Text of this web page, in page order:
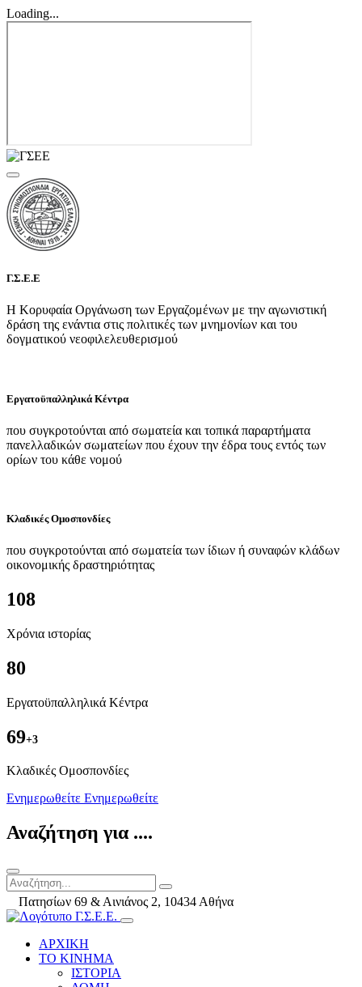
Loading...
Γ.Σ.Ε.Ε
Η Κορυφαία Οργάνωση των Εργαζομένων με την αγωνιστική
δράση της ενάντια στις πολιτικές των μνημονίων και του
δογματικού νεοφιλελευθερισμού
Εργατοϋπαλληλικά Κέντρα
που συγκροτούνται από σωματεία και τοπικά παραρτήματα
πανελλαδικών σωματείων που έχουν την έδρα τους εντός των
ορίων του κάθε νομού
Κλαδικές Ομοσπονδίες
που συγκροτούνται από σωματεία των ίδιων ή συναφών κλάδων
οικονομικής δραστηριότητας
108
Χρόνια ιστορίας
80
Εργατοϋπαλληλικά Κέντρα
69+3
Kλαδικές Ομοσπονδίες
Ενημερωθείτε Ενημερωθείτε
Αναζήτηση για ....
Πατησίων 69 & Αινιάνος 2, 10434 Αθήνα
ΑΡΧΙΚΗ
ΤΟ ΚΙΝΗΜΑ
ΙΣΤΟΡΙΑ